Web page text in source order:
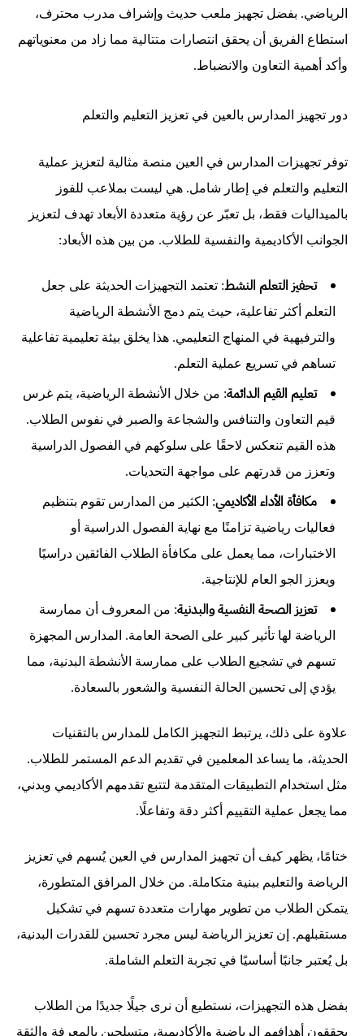
الرياضي. بفضل تجهيز ملعب حديث وإشراف مدرب محترف،
استطاع الفريق أن يحقق انتصارات متتالية مما زاد من معنوياتهم
وأكد أهمية التعاون والانضباط.
دور تجهيز المدارس بالعين في تعزيز التعليم والتعلم
توفر تجهيزات المدارس في العين منصة مثالية لتعزيز عملية
التعليم والتعلم في إطار شامل. هي ليست بملاعب للفوز
بالميداليات فقط، بل تعبّر عن رؤية متعددة الأبعاد تهدف لتعزيز
الجوانب الأكاديمية والنفسية للطلاب. من بين هذه الأبعاد:
تحفيز التعلم النشط: تعتمد التجهيزات الحديثة على جعل
التعلم أكثر تفاعلية، حيث يتم دمج الأنشطة الرياضية
والترفيهية في المنهاج التعليمي. هذا يخلق بيئة تعليمية تفاعلية
تساهم في تسريع عملية التعلم.
تعليم القيم الدائمة: من خلال الأنشطة الرياضية، يتم غرس
قيم التعاون والتنافس والشجاعة والصبر في نفوس الطلاب.
هذه القيم تنعكس لاحقًا على سلوكهم في الفصول الدراسية
وتعزز من قدرتهم على مواجهة التحديات.
مكافأة الأداء الأكاديمي: الكثير من المدارس تقوم بتنظيم
فعاليات رياضية تزامنًا مع نهاية الفصول الدراسية أو
الاختبارات، مما يعمل على مكافأة الطلاب الفائقين دراسيًا
ويعزز الجو العام للإنتاجية.
تعزيز الصحة النفسية والبدنية: من المعروف أن ممارسة
الرياضة لها تأثير كبير على الصحة العامة. المدارس المجهزة
تسهم في تشجيع الطلاب على ممارسة الأنشطة البدنية، مما
يؤدي إلى تحسين الحالة النفسية والشعور بالسعادة.
علاوة على ذلك، يرتبط التجهيز الكامل للمدارس بالتقنيات
الحديثة، ما يساعد المعلمين في تقديم الدعم المستمر للطلاب.
مثل استخدام التطبيقات المتقدمة لتتبع تقدمهم الأكاديمي وبدني،
مما يجعل عملية التقييم أكثر دقة وتفاعلًا.
ختامًا، يظهر كيف أن تجهيز المدارس في العين يُسهم في تعزيز
الرياضة والتعليم ببنية متكاملة. من خلال المرافق المتطورة،
يتمكن الطلاب من تطوير مهارات متعددة تسهم في تشكيل
مستقبلهم. إن تعزيز الرياضة ليس مجرد تحسين للقدرات البدنية،
بل يُعتبر جانبًا أساسيًا في تجربة التعلم الشاملة.
بفضل هذه التجهيزات، نستطيع أن نرى جيلًا جديدًا من الطلاب
يحققون أهدافهم الرياضية والأكاديمية، متسلحين بالمعرفة والثقة